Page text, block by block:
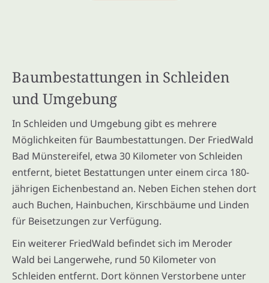
Baumbestattungen in Schleiden
und Umgebung
In Schleiden und Umgebung gibt es mehrere
Möglichkeiten für Baumbestattungen. Der FriedWald
Bad Münstereifel, etwa 30 Kilometer von Schleiden
entfernt, bietet Bestattungen unter einem circa 180-
jährigen Eichenbestand an. Neben Eichen stehen dort
auch Buchen, Hainbuchen, Kirschbäume und Linden
für Beisetzungen zur Verfügung.
Ein weiterer FriedWald befindet sich im Meroder
Wald bei Langerwehe, rund 50 Kilometer von
Schleiden entfernt. Dort können Verstorbene unter